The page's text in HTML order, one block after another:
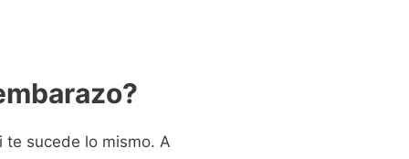
sucede lo mismo. A